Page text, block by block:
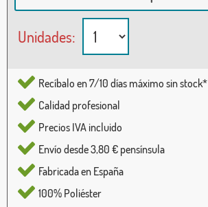
Unidades:
Recíbalo en 7/10 días máximo sin stock*
Calidad profesional
Precios IVA incluido
Envío desde 3,80 € pensínsula
Fabricada en España
100% Poliéster